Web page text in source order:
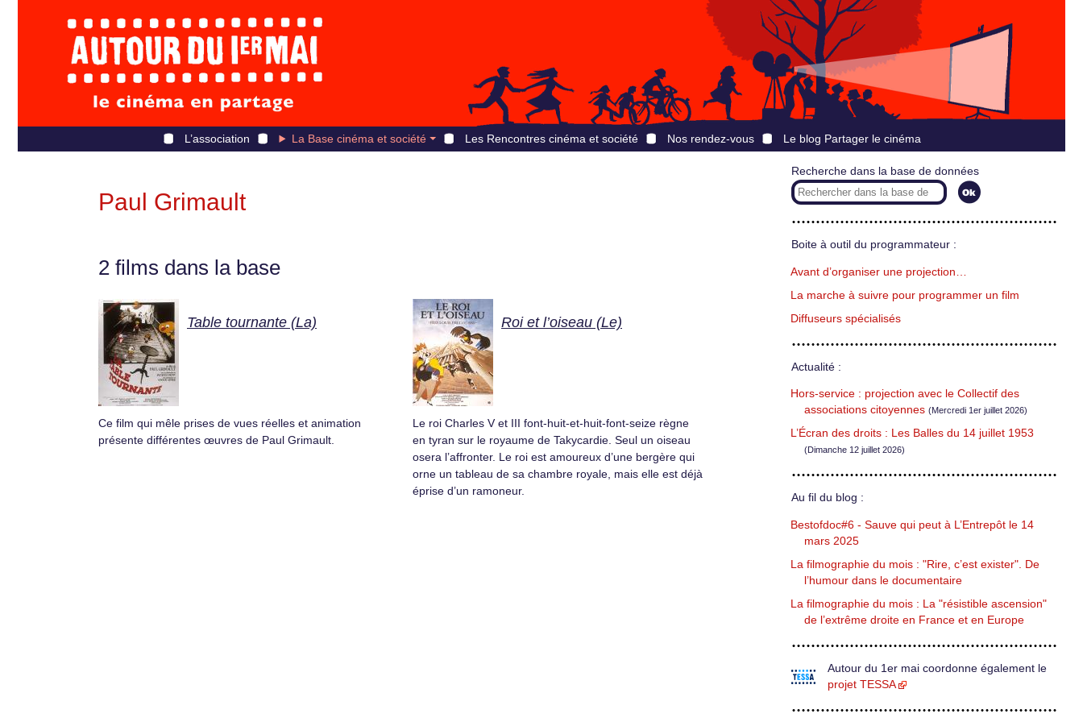
L’association La Base cinéma et société Les Rencontres cinéma et société Nos rendez-vous Le blog Partager le cinéma
Paul Grimault
2 films dans la base
Table tournante (La)
Ce film qui mêle prises de vues réelles et animation
présente différentes œuvres de Paul Grimault.
Roi et l’oiseau (Le)
Le roi Charles V et III font-huit-et-huit-font-seize règne
en tyran sur le royaume de Takycardie. Seul un oiseau
osera l’affronter. Le roi est amoureux d’une bergère qui
orne un tableau de sa chambre royale, mais elle est déjà
éprise d’un ramoneur.
Recherche dans la base de données
Boite à outil du programmateur :
Avant d’organiser une projection…
La marche à suivre pour programmer un film
Diffuseurs spécialisés
Actualité :
Hors-service : projection avec le Collectif des
associations citoyennes (Mercredi 1er juillet 2026)
L’Écran des droits : Les Balles du 14 juillet 1953
(Dimanche 12 juillet 2026)
Au fil du blog :
Bestofdoc#6 - Sauve qui peut à L’Entrepôt le 14
mars 2025
La filmographie du mois : "Rire, c’est exister". De
l’humour dans le documentaire
La filmographie du mois : La "résistible ascension"
de l’extrême droite en France et en Europe
Autour du 1er mai coordonne également le
projet TESSA